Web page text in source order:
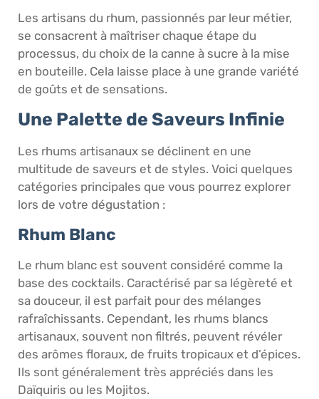
Les artisans du rhum, passionnés par leur métier,
se consacrent à maîtriser chaque étape du
processus, du choix de la canne à sucre à la mise
en bouteille. Cela laisse place à une grande variété
de goûts et de sensations.
Une Palette de Saveurs Infinie
Les rhums artisanaux se déclinent en une
multitude de saveurs et de styles. Voici quelques
catégories principales que vous pourrez explorer
lors de votre dégustation :
Rhum Blanc
Le rhum blanc est souvent considéré comme la
base des cocktails. Caractérisé par sa légèreté et
sa douceur, il est parfait pour des mélanges
rafraîchissants. Cependant, les rhums blancs
artisanaux, souvent non filtrés, peuvent révéler
des arômes floraux, de fruits tropicaux et d’épices.
Ils sont généralement très appréciés dans les
Daïquiris ou les Mojitos.